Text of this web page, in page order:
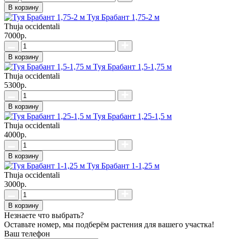
В корзину
Туя Брабант 1,75-2 м
Thuja occidentali
7000р.
В корзину
Туя Брабант 1,5-1,75 м
Thuja occidentali
5300р.
В корзину
Туя Брабант 1,25-1,5 м
Thuja occidentali
4000р.
В корзину
Туя Брабант 1-1,25 м
Thuja occidentali
3000р.
В корзину
Незнаете что выбрать?
Оставьте номер, мы подберём растения для вашего участка!
Ваш телефон